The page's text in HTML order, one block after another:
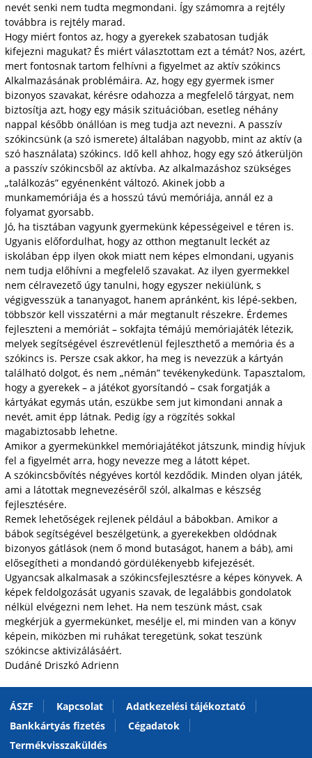
nevét senki nem tudta meg­mondani. Így számomra a rejtély
továbbra is rejtély marad.
Hogy miért fontos az, hogy a gyerekek szabatosan tudják
kifejezni magukat? És miért választottam ezt a témát? Nos, azért,
mert fontosnak tartom felhívni a figyelmet az aktív szókincs
Alkalmazásának problé­máira. Az, hogy egy gyermek ismer
bizonyos szavakat, kérésre odahozza a megfelelő tárgyat, nem
biztosítja azt, hogy egy másik szituációban, esetleg néhány
nappal később önállóan is meg tudja azt nevezni. A passzív
szókincsünk (a szó ismerete) általában nagyobb, mint az aktív (a
szó használata) szókincs. Idő kell ahhoz, hogy egy szó átkerüljön
a passzív szókincsből az aktívba. Az alkalmazáshoz szükséges
„talál­kozás” egyénenként változó. Akinek jobb a
munkamemóriája és a hosszú távú memóriája, annál ez a
folyamat gyorsabb.
Jó, ha tisztában vagyunk gyermekünk képességeivel e téren is.
Ugyanis előfordulhat, hogy az otthon megtanult leckét az
iskolában épp ilyen okok miatt nem képes elmondani, ugyanis
nem tudja előhívni a megfelelő szavakat. Az ilyen gyermekkel
nem célravezető úgy tanulni, hogy egyszer nekiülünk, s
végigvesszük a tananyagot, hanem apránként, kis lé­pé­-s­ekben,
többször kell visszatérni a már megtanult részekre. Érdemes
fejleszteni a memóriát – sokfajta témájú memóriajáték létezik,
melyek segítségével észrevétlenül fejleszthető a memória és a
szókincs is. Persze csak akkor, ha meg is nevezzük a kártyán
talál­ható dolgot, és nem „némán” tevékenykedünk. Tapasztalom,
hogy a gyerekek – a játékot gyorsítandó – csak forgatják a
kártyákat egymás után, eszükbe sem jut kimondani annak a
nevét, amit épp látnak. Pedig így a rögzítés sokkal
magabiztosabb lehetne.
Amikor a gyermekünkkel memóriajátékot játszunk, mindig hívjuk
fel a figyelmét arra, hogy nevezze meg a látott képet.
A szókincsbővítés négyéves kortól kezdődik. Minden olyan játék,
ami a látottak megnevezéséről szól, alkalmas e készség
fejlesztésére.
Remek lehetőségek rejlenek például a bábok­­ban. Amikor a
bábok segítségével beszélgetünk, a gyerekekben oldódnak
bizonyos gátlások (nem ő mond butaságot, hanem a báb), ami
elősegítheti a mondandó gördülékenyebb kifejezését.
Ugyancsak alkalmasak a szókincsfejlesztésre a képes könyvek. A
képek feldolgozását ugyanis szavak, de legalábbis gondolatok
nélkül elvégezni nem lehet. Ha nem teszünk mást, csak
megkérjük a gyermekünket, mesélje el, mi minden van a könyv
képein, miközben mi ruhákat teregetünk, sokat teszünk
szókincse aktivizálásáért.
Dudáné Driszkó Adrienn
ÁSZF Kapcsolat
Adatkezelési tájékoztató
Bankkártyás fizetés
Cégadatok
Termékvisszaküldés